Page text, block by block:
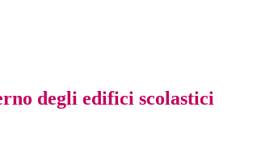
degli edifici scolastici